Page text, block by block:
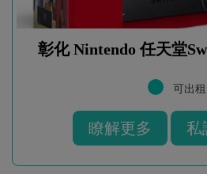
彰化 Nintendo 任天堂
可出租
瞭解更多 私